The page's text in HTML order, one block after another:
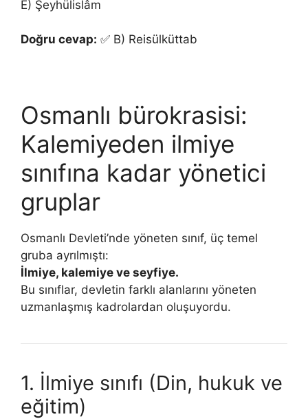
E) Şeyhülislâm
Doğru cevap: ✅ B) Reisülküttab
Osmanlı bürokrasisi:
Kalemiyeden ilmiye
sınıfına kadar yönetici
gruplar
Osmanlı Devleti’nde yöneten sınıf, üç temel
gruba ayrılmıştı:
İlmiye, kalemiye ve seyfiye.
Bu sınıflar, devletin farklı alanlarını yöneten
uzmanlaşmış kadrolardan oluşuyordu.
1. İlmiye sınıfı (Din, hukuk ve
eğitim)